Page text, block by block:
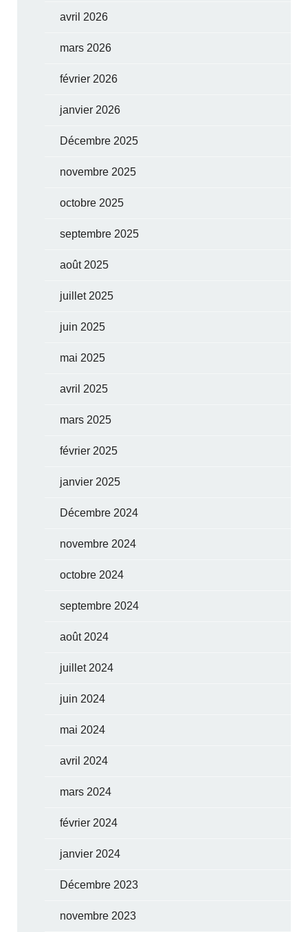
avril 2026
mars 2026
février 2026
janvier 2026
Décembre 2025
novembre 2025
octobre 2025
septembre 2025
août 2025
juillet 2025
juin 2025
mai 2025
avril 2025
mars 2025
février 2025
janvier 2025
Décembre 2024
novembre 2024
octobre 2024
septembre 2024
août 2024
juillet 2024
juin 2024
mai 2024
avril 2024
mars 2024
février 2024
janvier 2024
Décembre 2023
novembre 2023